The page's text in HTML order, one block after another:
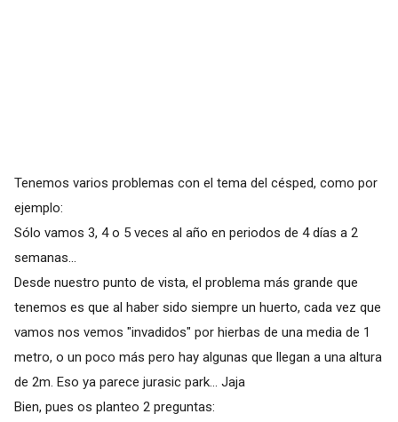
Tenemos varios problemas con el tema del césped, como por
ejemplo:
Sólo vamos 3, 4 o 5 veces al año en periodos de 4 días a 2
semanas...
Desde nuestro punto de vista, el problema más grande que
tenemos es que al haber sido siempre un huerto, cada vez que
vamos nos vemos "invadidos" por hierbas de una media de 1
metro, o un poco más pero hay algunas que llegan a una altura
de 2m. Eso ya parece jurasic park... Jaja
Bien, pues os planteo 2 preguntas: